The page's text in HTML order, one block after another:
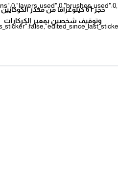
حجز 61 كيلوغراما من مخدر الكوكايين
وتوقيف شخصين بمعبر الكركارات
الحدودي